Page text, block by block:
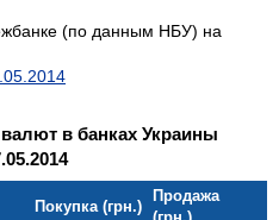
(по данным НБУ) на
в банках Украины
Покупка (грн.)
Продажа